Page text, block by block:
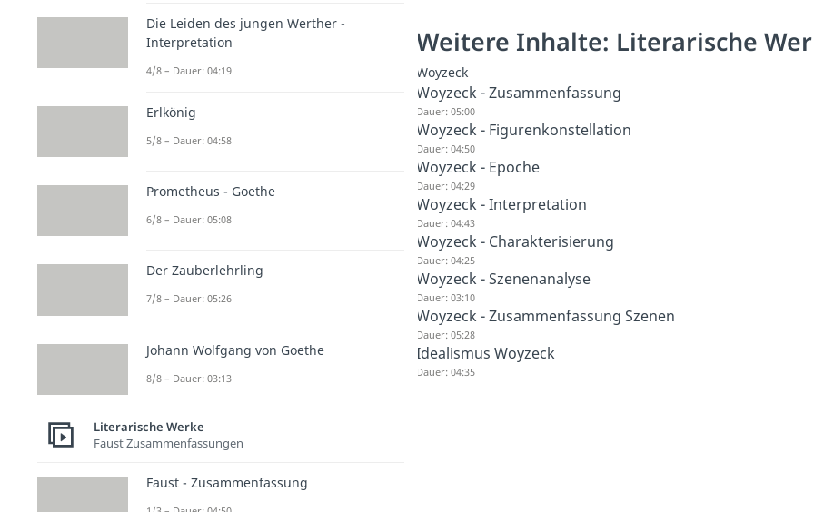
Weitere Inhalte: Literarische
Woyzeck
Woyzeck - Zusammenfassung
Dauer: 05:00
Woyzeck - Figurenkonstellation
Dauer: 04:50
Woyzeck - Epoche
Dauer: 04:29
Woyzeck - Interpretation
Dauer: 04:43
Woyzeck - Charakterisierung
Dauer: 04:25
Woyzeck - Szenenanalyse
Dauer: 03:10
Woyzeck - Zusammenfassung Szenen
Dauer: 05:28
Idealismus Woyzeck
Dauer: 04:35
Die Leiden des jungen Werther -
Interpretation
4/8 – Dauer: 04:19
Erlkönig
5/8 – Dauer: 04:58
Prometheus - Goethe
6/8 – Dauer: 05:08
Der Zauberlehrling
7/8 – Dauer: 05:26
Johann Wolfgang von Goethe
8/8 – Dauer: 03:13
Literarische Werke
Faust Zusammenfassungen
Faust - Zusammenfassung